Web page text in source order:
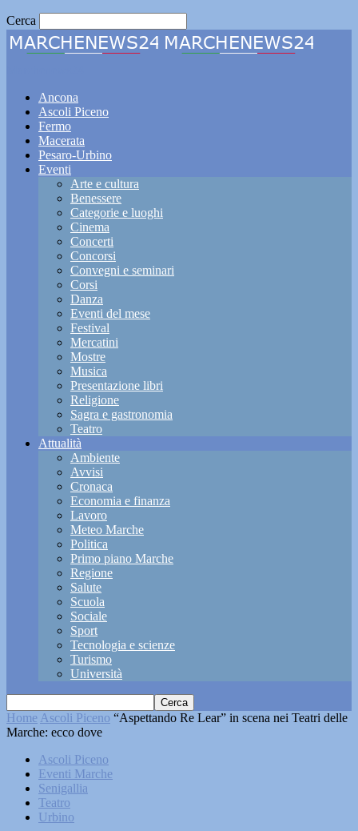
Cerca
Ancona
Ascoli Piceno
Fermo
Macerata
Pesaro-Urbino
Eventi
Arte e cultura
Benessere
Categorie e luoghi
Cinema
Concerti
Concorsi
Convegni e seminari
Corsi
Danza
Eventi del mese
Festival
Mercatini
Mostre
Musica
Presentazione libri
Religione
Sagra e gastronomia
Teatro
Attualità
Ambiente
Avvisi
Cronaca
Economia e finanza
Lavoro
Meteo Marche
Politica
Primo piano Marche
Regione
Salute
Scuola
Sociale
Sport
Tecnologia e scienze
Turismo
Università
Home Ascoli Piceno “Aspettando Re Lear” in scena nei Teatri delle
Marche: ecco dove
Ascoli Piceno
Eventi Marche
Senigallia
Teatro
Urbino